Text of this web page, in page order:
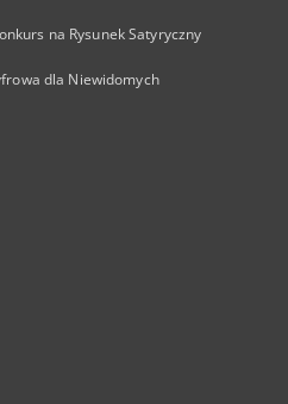
na Rysunek Satyryczny
dla Niewidomych